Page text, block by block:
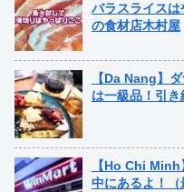
バラスライス
の食材店木村屋
【Da Nang】
は一級品！引
【Ho Chi
中にあるよ！